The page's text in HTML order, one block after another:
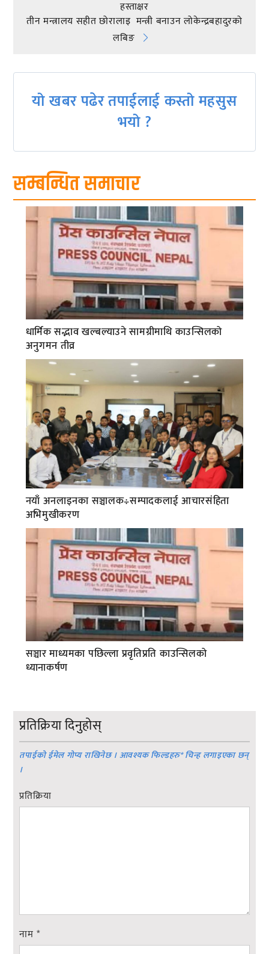
navigation
हस्ताक्षर
तीन मन्त्रालय सहीत छोरालाइ मन्त्री बनाउन लोकेन्द्रबहादुरको
लबिङ
यो खबर पढेर तपाईलाई कस्तो महसुस
भयो ?
सम्बन्धित समाचार
धार्मिक सद्भाव खल्बल्याउने सामग्रीमाथि काउन्सिलको
अनुगमन तीव्र
नयाँ अनलाइनका सञ्चालक÷सम्पादकलाई आचारसंहिता
अभिमुखीकरण
सञ्चार माध्यमका पछिल्ला प्रवृतिप्रति काउन्सिलको
ध्यानाकर्षण
प्रतिक्रिया दिनुहोस्
तपाईको ईमेल गोप्य राखिनेछ । आवश्यक फिल्डहरु*चिन्ह लगाइएका छन्
।
प्रतिक्रिया
नाम *